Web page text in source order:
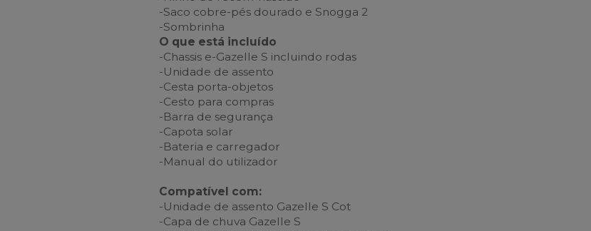
-Saco cobre-pés dourado e Snogga 2
-Sombrinha
O que está incluído
-Chassis e-Gazelle S incluindo rodas
-Unidade de assento
-Cesta porta-objetos
-Cesto para compras
-Barra de segurança
-Capota solar
-Bateria e carregador
-Manual do utilizador
Compatível com:
-Unidade de assento Gazelle S Cot
-Capa de chuva Gazelle S